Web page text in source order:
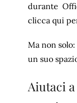
durante
clicca qui
Ma non
un suo
Aiutaci